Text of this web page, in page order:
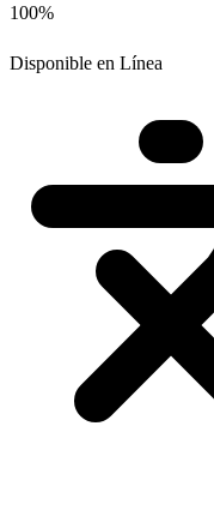
100%
Disponible en Línea